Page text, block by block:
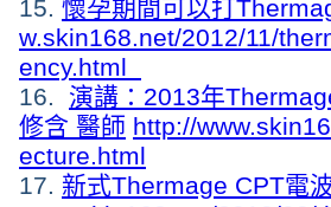
15. 懷孕期間可以打
w.skin168.net/2012/11/
ency.html
16. 演講：2013年
修含 醫師 http://
ecture.html
17. 新式Thermage CPT電